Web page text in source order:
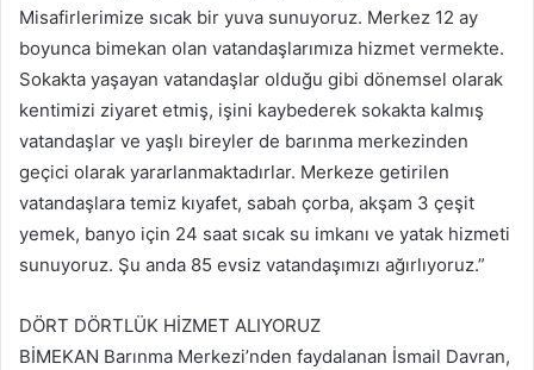
Misafirlerimize sıcak bir yuva sunuyoruz. Merkez 12 ay
boyunca bimekan olan vatandaşlarımıza hizmet vermekte.
Sokakta yaşayan vatandaşlar olduğu gibi dönemsel olarak
kentimizi ziyaret etmiş, işini kaybederek sokakta kalmış
vatandaşlar ve yaşlı bireyler de barınma merkezinden
geçici olarak yararlanmaktadırlar. Merkeze getirilen
vatandaşlara temiz kıyafet, sabah çorba, akşam 3 çeşit
yemek, banyo için 24 saat sıcak su imkanı ve yatak hizmeti
sunuyoruz. Şu anda 85 evsiz vatandaşımızı ağırlıyoruz.”
DÖRT DÖRTLÜK HİZMET ALIYORUZ
BİMEKAN Barınma Merkezi’nden faydalanan İsmail Davran,